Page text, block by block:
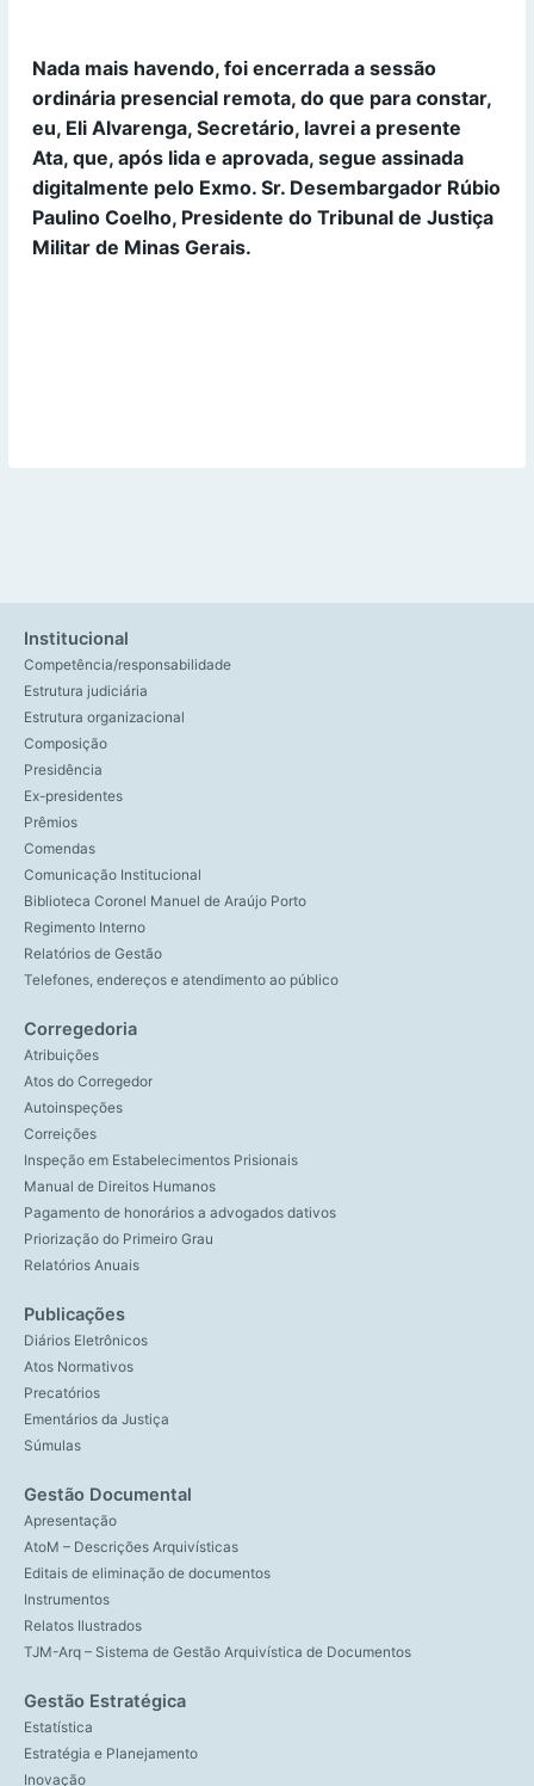
Nada mais havendo, foi encerrada a sessão
ordinária presencial remota, do que para constar,
eu, Eli Alvarenga, Secretário, lavrei a presente
Ata, que, após lida e aprovada, segue assinada
digitalmente pelo Exmo. Sr. Desembargador Rúbio
Paulino Coelho, Presidente do Tribunal de Justiça
Militar de Minas Gerais.
Institucional
Competência/responsabilidade
Estrutura judiciária
Estrutura organizacional
Composição
Presidência
Ex-presidentes
Prêmios
Comendas
Comunicação Institucional
Biblioteca Coronel Manuel de Araújo Porto
Regimento Interno
Relatórios de Gestão
Telefones, endereços e atendimento ao público
Corregedoria
Atribuições
Atos do Corregedor
Autoinspeções
Correições
Inspeção em Estabelecimentos Prisionais
Manual de Direitos Humanos
Pagamento de honorários a advogados dativos
Priorização do Primeiro Grau
Relatórios Anuais
Publicações
Diários Eletrônicos
Atos Normativos
Precatórios
Ementários da Justiça
Súmulas
Gestão Documental
Apresentação
AtoM – Descrições Arquivísticas
Editais de eliminação de documentos
Instrumentos
Relatos Ilustrados
TJM-Arq – Sistema de Gestão Arquivística de Documentos
Gestão Estratégica
Estatística
Estratégia e Planejamento
Inovação